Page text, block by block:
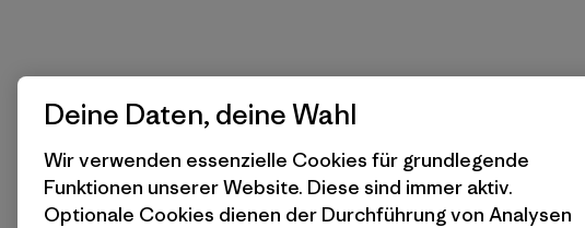
Deine Daten, deine Wahl
Wir verwenden essenzielle Cookies für grundlegende
Funktionen unserer Website. Diese sind immer aktiv.
Optionale Cookies dienen der Durchführung von Analysen